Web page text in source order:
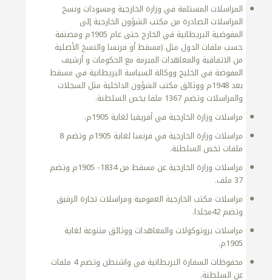
المراسلات المستلمة في وزارة الخارجية ومسودات ونسخ
المراسلات الصادرة من مكتب الشؤون الخارجية إلى
المفوضية البريطانية في الخارج حتى عام 1905م ومصنفة
حسب ملفات الدول مثل (مسقط أو فرنسا والنسخ الأصلية
من الاتفاقية والمعاهدات المبرمة مع الحكومات و أرشيف
المفوضة في الخليج ووكالة السياسة البريطانية في مسقط
بعد 1948م ووثائق مكتب الشؤون الداخلية مثل السجلات
والمراسلات وتضم 1367 ملفا يخص السلطنة.
مراسلات وزارة الخارجية في أفريقيا لغاية 1905م.
مراسلات وزارة الخارجية في فرنسا لغاية 1905م وتضم 8
ملفات تخص السلطنة.
مراسلات وزارة الخارجية عن مسقط من 1834- 1905م وتضم
37 ملف.
مراسلات مكتب الخارجية العمومية ومراسلات تجارة الرقيق
وتضم 42مجلدا.
مراسلات بروتوكولات والمعاهدات ووثائق متنوعة لغاية
1905م.
محفوظات السفارة البريطانية في واشنطن وتضم 4 ملفات
عن السلطنة.